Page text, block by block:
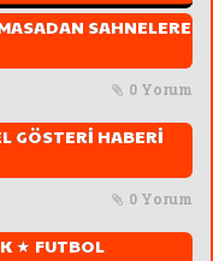
SAHNELERE
0 Yorum
GÖSTERİ HABERİ
0 Yorum
★ FUTBOL